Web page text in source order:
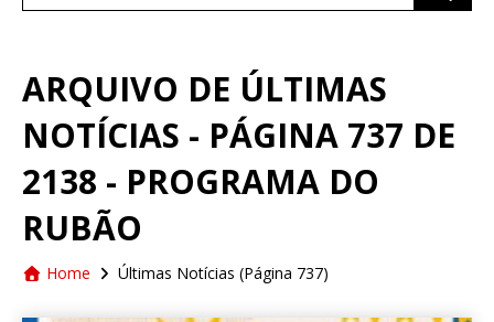
ARQUIVO DE ÚLTIMAS
NOTÍCIAS - PÁGINA 737 DE
2138 - PROGRAMA DO
RUBÃO
Home Últimas Notícias (Página 737)